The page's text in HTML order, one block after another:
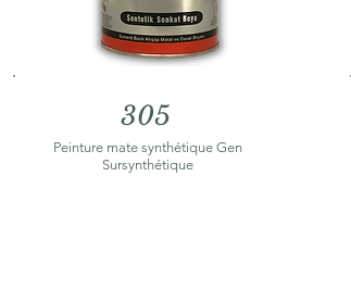
305
Peinture mate synthétique Gen
Sursynthétique